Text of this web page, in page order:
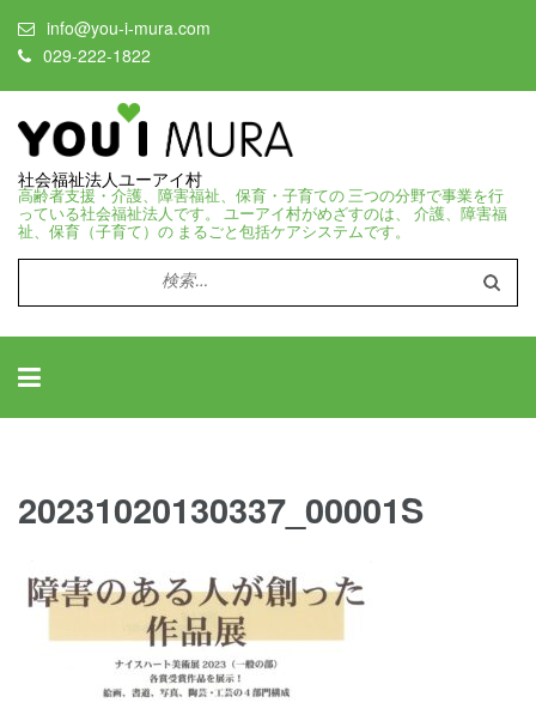
info@you-i-mura.com
029-222-1822
社会福祉法人ユーアイ村
高齢者支援・介護、障害福祉、保育・子育ての 三つの分野で事業を行
っている社会福祉法人です。 ユーアイ村がめざすのは、 介護、障害福
祉、保育（子育て）の まるごと包括ケアシステムです。
検
索:
20231020130337_00001S